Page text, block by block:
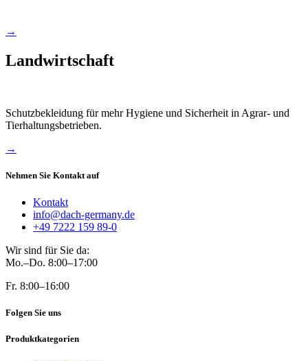
→
Landwirtschaft
Schutzbekleidung für mehr Hygiene und Sicherheit in Agrar- und
Tierhaltungsbetrieben.
→
Nehmen Sie Kontakt auf
Kontakt
info@dach-germany.de
+49 7222 159 89-0
Wir sind für Sie da:
Mo.–Do. 8:00–17:00
Fr. 8:00–16:00
Folgen Sie uns
Produktkategorien